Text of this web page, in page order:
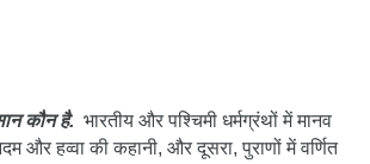
कौन है. भारतीय और पश्चिमी धर्मग्रंथों में मानव
और हव्वा की कहानी, और दूसरा, पुराणों में वर्णित